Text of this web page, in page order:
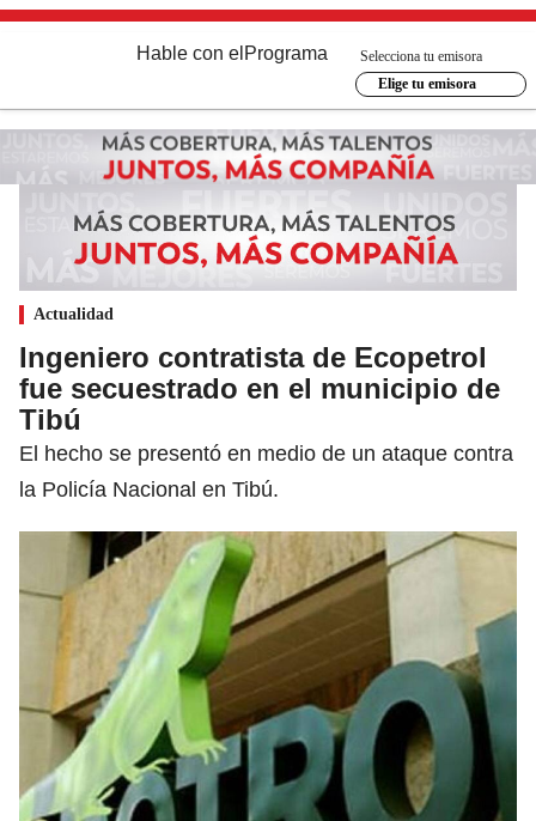
Hable con el Programa
Selecciona tu emisora
Elige tu emisora
Actualidad
Ingeniero contratista de Ecopetrol
fue secuestrado en el municipio de
Tibú
El hecho se presentó en medio de un ataque contra
la Policía Nacional en Tibú.